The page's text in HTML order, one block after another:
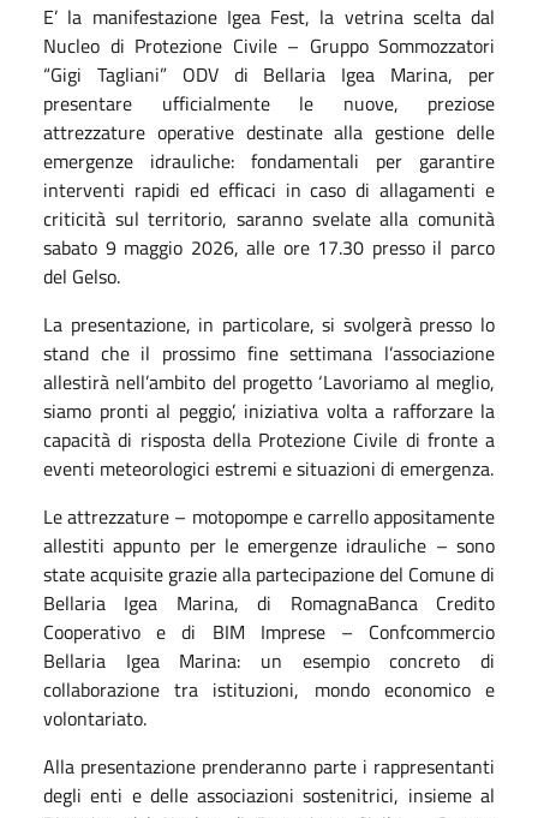
E’ la manifestazione Igea Fest, la vetrina scelta dal
Nucleo di Protezione Civile – Gruppo Sommozzatori
“Gigi Tagliani” ODV di Bellaria Igea Marina, per
presentare ufficialmente le nuove, preziose
attrezzature operative destinate alla gestione delle
emergenze idrauliche: fondamentali per garantire
interventi rapidi ed efficaci in caso di allagamenti e
criticità sul territorio, saranno svelate alla comunità
sabato 9 maggio 2026, alle ore 17.30 presso il parco
del Gelso.
La presentazione, in particolare, si svolgerà presso lo
stand che il prossimo fine settimana l’associazione
allestirà nell’ambito del progetto ‘Lavoriamo al meglio,
siamo pronti al peggio’, iniziativa volta a rafforzare la
capacità di risposta della Protezione Civile di fronte a
eventi meteorologici estremi e situazioni di emergenza.
Le attrezzature – motopompe e carrello appositamente
allestiti appunto per le emergenze idrauliche – sono
state acquisite grazie alla partecipazione del Comune di
Bellaria Igea Marina, di RomagnaBanca Credito
Cooperativo e di BIM Imprese – Confcommercio
Bellaria Igea Marina: un esempio concreto di
collaborazione tra istituzioni, mondo economico e
volontariato.
Alla presentazione prenderanno parte i rappresentanti
degli enti e delle associazioni sostenitrici, insieme al